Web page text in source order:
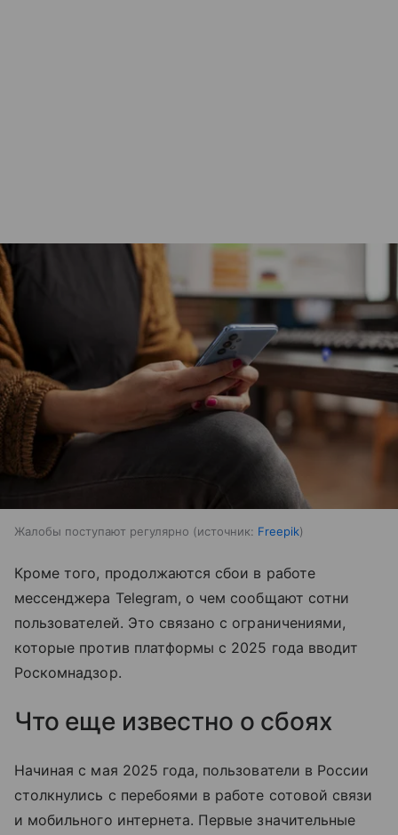
Жалобы поступают регулярно источник: Freepik
Кроме того, продолжаются сбои в работе
мессенджера Telegram, о чем сообщают сотни
пользователей. Это связано с ограничениями,
которые против платформы с 2025 года вводит
Роскомнадзор.
Что еще известно о сбоях
Начиная с мая 2025 года, пользователи в России
столкнулись с перебоями в работе сотовой связи
и мобильного интернета. Первые значительные